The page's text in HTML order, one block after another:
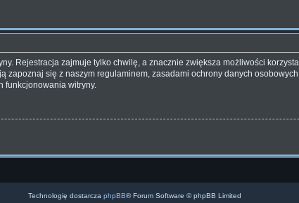
Rejestracja zajmuje tylko chwilę, a znacznie zwiększa możliwości
się z naszym regulaminem, zasadami ochrony danych
funkcjonowania witryny.
Technologię dostarcza phpBB® Forum Software © phpBB Limited